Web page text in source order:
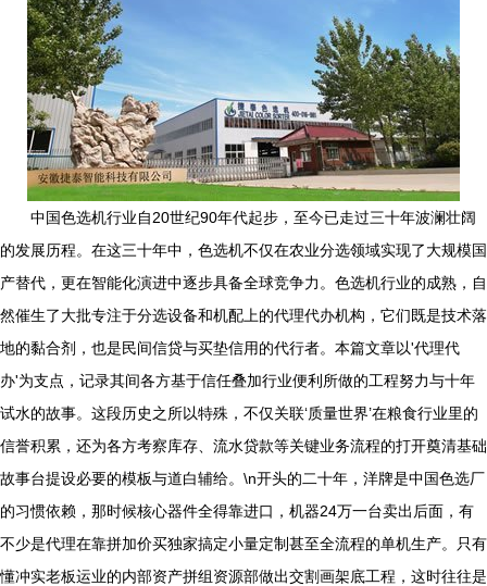
中国色选机行业自20世纪90年代起步，至今已走过三十年波澜壮阔
的发展历程。在这三十年中，色选机不仅在农业分选领域实现了大规模国
产替代，更在智能化演进中逐步具备全球竞争力。色选机行业的成熟，自
然催生了大批专注于分选设备和机配上的代理代办机构，它们既是技术落
地的黏合剂，也是民间信贷与买垫信用的代行者。本篇文章以'代理代
办'为支点，记录其间各方基于信任叠加行业便利所做的工程努力与十年
试水的故事。这段历史之所以特殊，不仅关联‘质量世界’在粮食行业里的
信誉积累，还为各方考察库存、流水贷款等关键业务流程的打开奠清基础
故事台提设必要的模板与道白辅给。\n开头的二十年，洋牌是中国色选厂
的习惯依赖，那时候核心器件全得靠进口，机器24万一台卖出后面，有
不少是代理在靠拼加价买独家搞定小量定制甚至全流程的单机生产。只有
懂冲实老板运业的内部资产拼组资源部做出交割画架底工程，这时往往是